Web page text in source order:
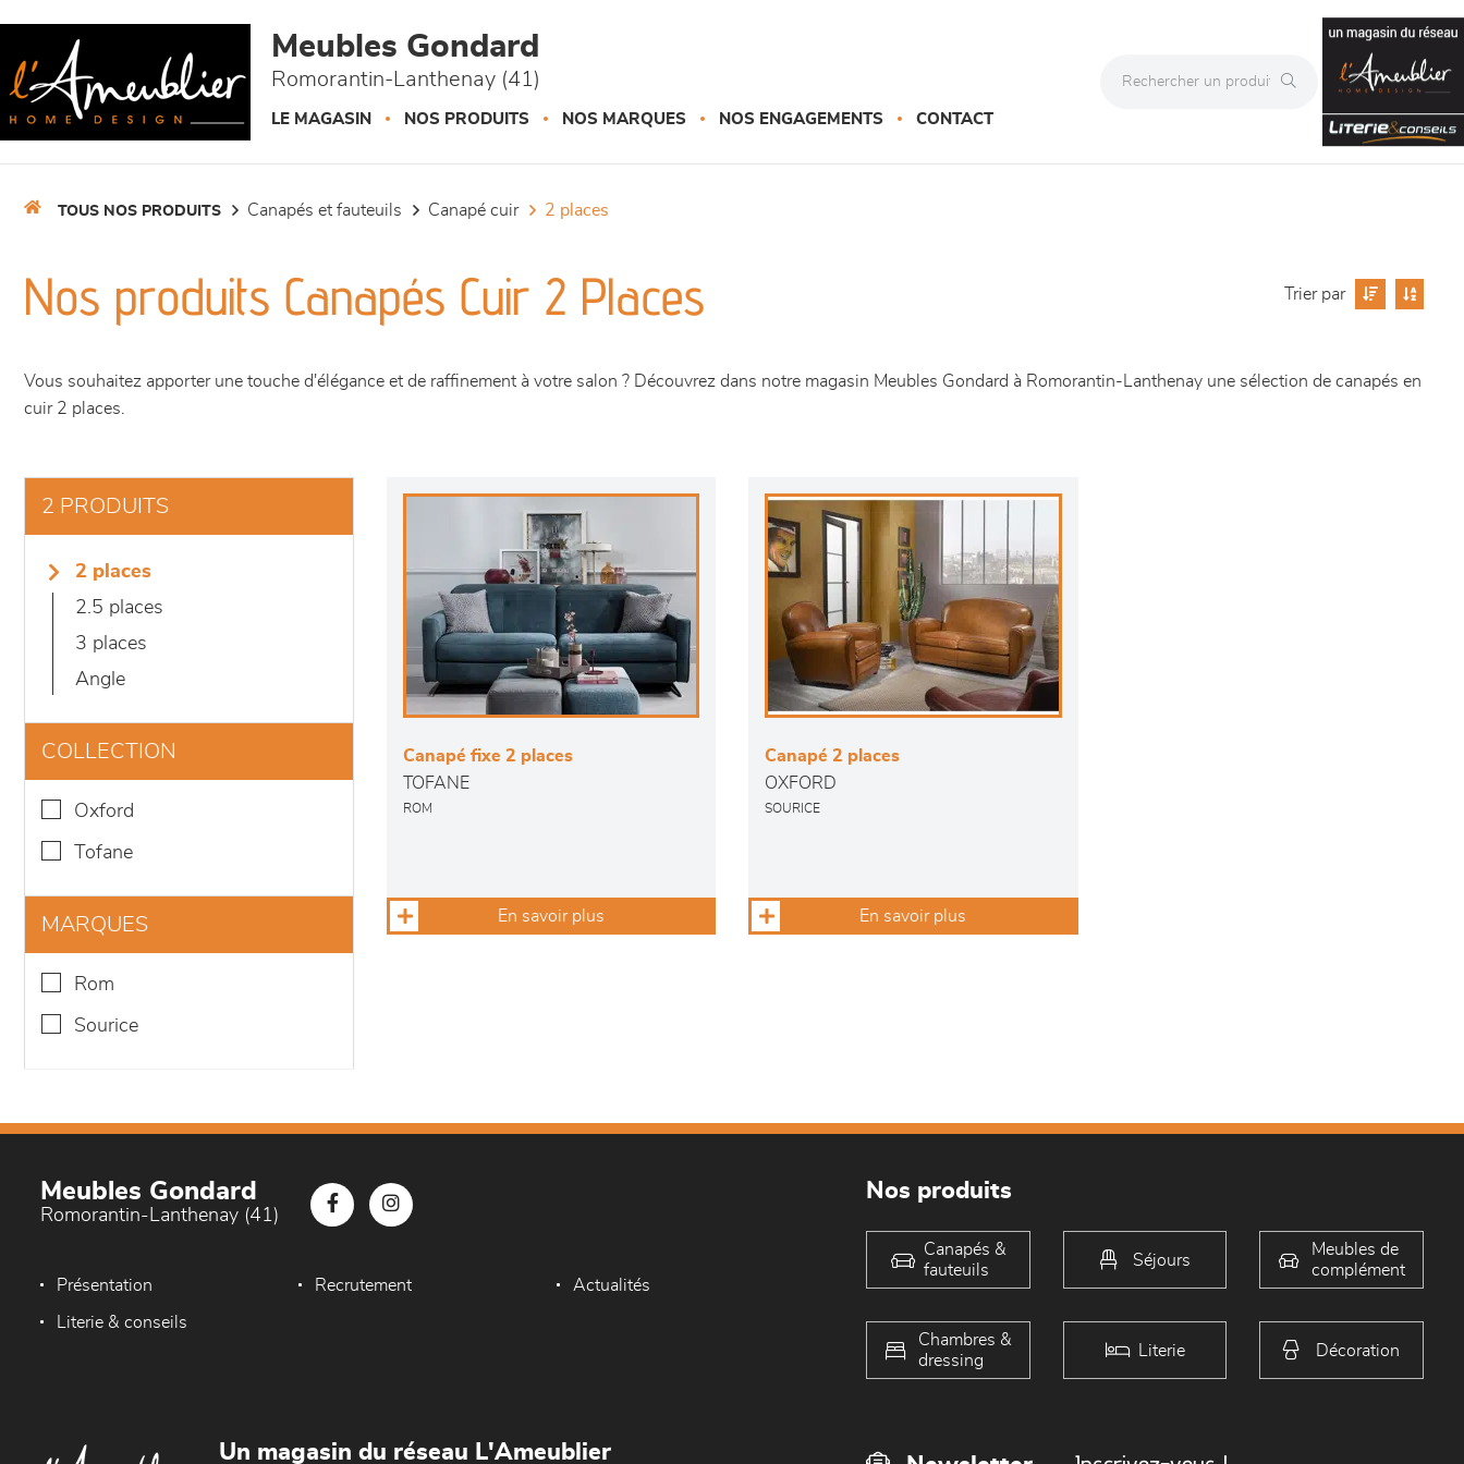
Meubles Gondard
Romorantin-Lanthenay (41)
LE MAGASIN NOS PRODUITS NOS MARQUES NOS ENGAGEMENTS CONTACT
TOUS NOS PRODUITS canapés et fauteuils canapé cuir 2 places
Nos produits Canapés Cuir 2 Places Trier par
Vous souhaitez apporter une touche d'élégance et de raffinement à votre salon ? Découvrez dans notre magasin Meubles Gondard à Romorantin-Lanthenay une sélection de canapés en
cuir 2 places.
2 PRODUITS
2 places
2.5 places
3 places
angle
COLLECTION
oxford
tofane
MARQUES
rom
sourice
Canapé fixe 2 places
TOFANE
ROM
En savoir plus
Canapé 2 places
OXFORD
SOURICE
En savoir plus
Meubles Gondard
Romorantin-Lanthenay (41)
Présentation Recrutement Actualités
Literie & conseils
Nos produits
Canapés &
fauteuils
Séjours
Meubles de
complément
Chambres &
dressing
Literie Décoration
Un magasin du réseau L'Ameublier